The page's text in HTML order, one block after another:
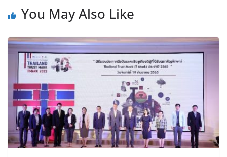
You May Also Like